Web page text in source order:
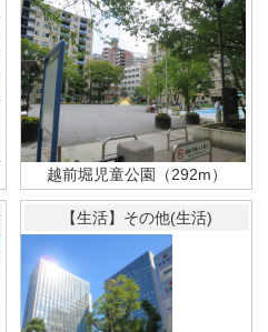
越前堀児童公園（292m）
【生活】その他(生活)